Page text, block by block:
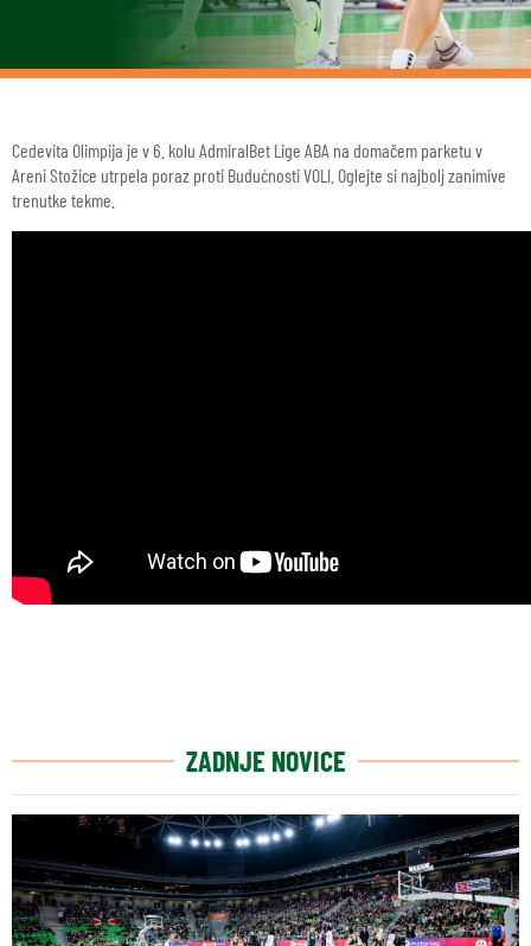
Cedevita Olimpija je v 6. kolu AdmiralBet Lige ABA na domačem parketu v
Areni Stožice utrpela poraz proti Budućnosti VOLI. Oglejte si najbolj zanimive
trenutke tekme.
ZADNJE NOVICE